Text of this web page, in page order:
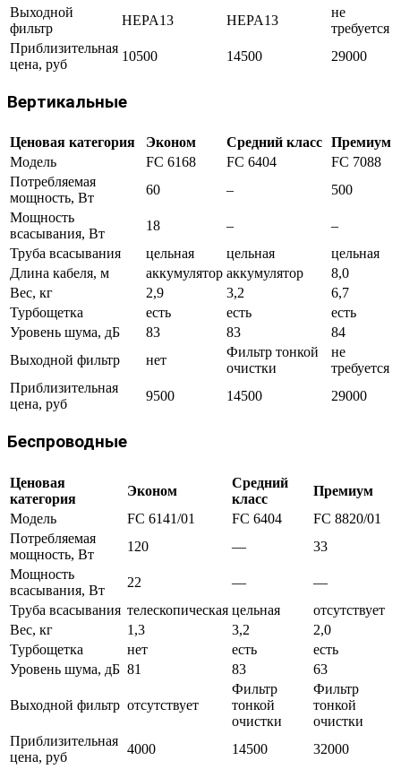
Выходной
фильтр
HEPA13 HEPA13
не
требуется
Приблизительная
цена, руб
10500 14500 29000
Вертикальные
Ценовая категория Эконом Средний класс Премиум
Модель
FC 6168 FC 6404
FC 7088
Потребляемая
мощность, Вт
60 –
500
Мощность
всасывания, Вт
18 –
–
Труба всасывания
цельная цельная
цельная
Длина кабеля, м
аккумулятор аккумулятор
8,0
Вес, кг
2,9 3,2
6,7
Турбощетка
есть есть
есть
Уровень шума, дБ
83 83
84
Выходной фильтр
нет
Фильтр тонкой
очистки
не
требуется
Приблизительная
цена, руб
9500 14500 29000
Беспроводные
Ценовая
категория
Эконом
Средний
класс
Премиум
Модель
FC 6141/01 FC 6404
FC 8820/01
Потребляемая
мощность, Вт
120 —
33
Мощность
всасывания, Вт
22 —
—
Труба всасывания телескопическая цельная
отсутствует
Вес, кг
1,3 3,2
2,0
Турбощетка
нет есть
есть
Уровень шума, дБ 81 83 63
Выходной фильтр отсутствует
Фильтр
тонкой
очистки
Фильтр
тонкой
очистки
Приблизительная
цена, руб
4000 14500 32000